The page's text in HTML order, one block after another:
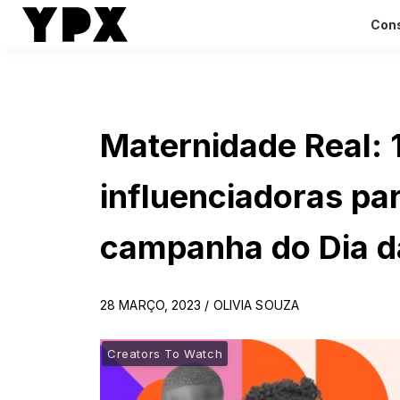
Maternidade Real:
influenciadoras
campanha do Dia
28 MARÇO, 2023 / OLIVIA SOUZA
Creators To Watch